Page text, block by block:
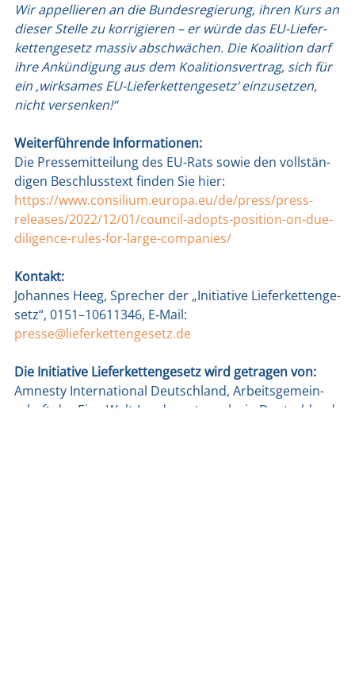
Wir appel­lie­ren an die Bun­des­re­gie­rung, ihren Kurs an
die­ser Stel­le zu kor­ri­gie­ren – er wür­de das EU-Lie­fer­
ket­ten­ge­setz mas­siv abschwä­chen. Die Koali­ti­on darf
ihre Ankün­di­gung aus dem Koali­ti­ons­ver­trag, sich für
ein ‚wirk­sa­mes EU-Lie­fer­ket­ten­ge­setz‘ ein­zu­set­zen,
nicht ver­sen­ken!“
Wei­ter­füh­ren­de Infor­ma­tio­nen:
Die Pres­se­mit­tei­lung des EU-Rats sowie den voll­stän­
di­gen Beschluss­text fin­den Sie hier:
https://www.consilium.europa.eu/de/press/press-
releases/2022/12/01/council-adopts-position-on-due-
diligence-rules-for-large-companies/
Kon­takt:
Johan­nes Heeg, Spre­cher der „Initia­ti­ve Lie­fer­ket­ten­ge­
setz“, 0151–10611346, E‑Mail:
presse@lieferkettengesetz.de
Die Initia­ti­ve Lie­fer­ket­ten­ge­setz wird getra­gen von:
Amnes­ty Inter­na­tio­nal Deutsch­land, Arbeits­ge­mein­
schaft der Eine Welt-Lan­des­netz­wer­ke in Deutsch­land